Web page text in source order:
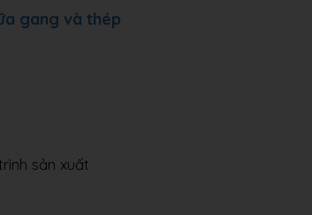
gang và thép
sản xuất